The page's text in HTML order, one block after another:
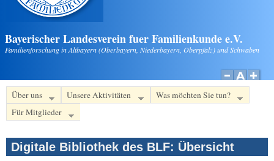
Bayerischer Landesverein fuer Familienkunde e.V.
Familienforschung in Altbayern (Oberbayern, Niederbayern, Oberpfalz) und Schwaben
Über uns Unsere Aktivitäten
Was möchten Sie tun?
Für Mitglieder
Digitale Bibliothek des BLF: Übersicht